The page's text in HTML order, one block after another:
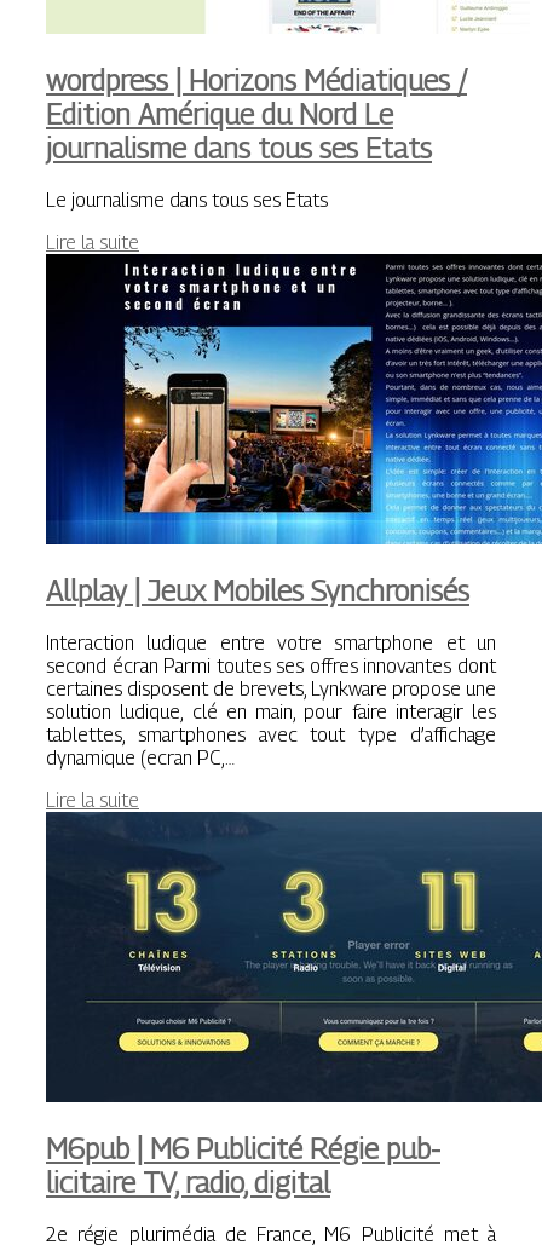
wordpress | Horizons Médiatiques /
Edition Amérique du Nord Le
journalisme dans tous ses Etats
Le journalisme dans tous ses Etats
Lire la suite
Allplay | Jeux Mobiles Synchro­nisés
Interaction ludique entre votre smartphone et un
second écran Parmi toutes ses offres innovantes dont
certaines disposent de brevets, Lynkware propose une
solution ludique, clé en main, pour faire interagir les
tablettes, smartphones avec tout type d’affichage
dynamique (ecran PC,…
Lire la suite
M6pub | M6 Publicité Régie pub­
licitai­re TV, radio, digital
2e régie plurimédia de France, M6 Publicité met à